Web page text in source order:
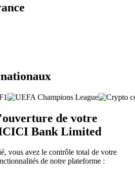
de votre
Bank Limited
vous avez le contrôle total de votre
de notre plateforme :